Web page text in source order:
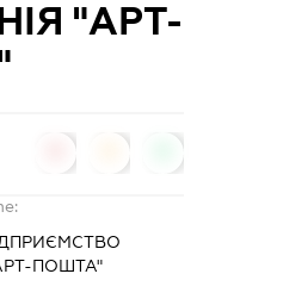
"АРТ-
ПОШТА"